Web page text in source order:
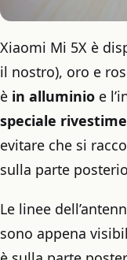
Xiaomi Mi 5X è
il nostro), oro e
è in alluminio e
speciale
evitare che si
sulla parte
Le linee
sono appena